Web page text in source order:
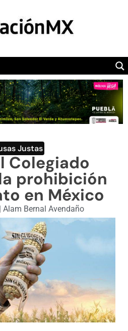
POLÍTICA
OPINIÓN
SECTION
VIDEOS
Justas
Colegiado
prohibición
en México
| Alam Bernal Avendaño